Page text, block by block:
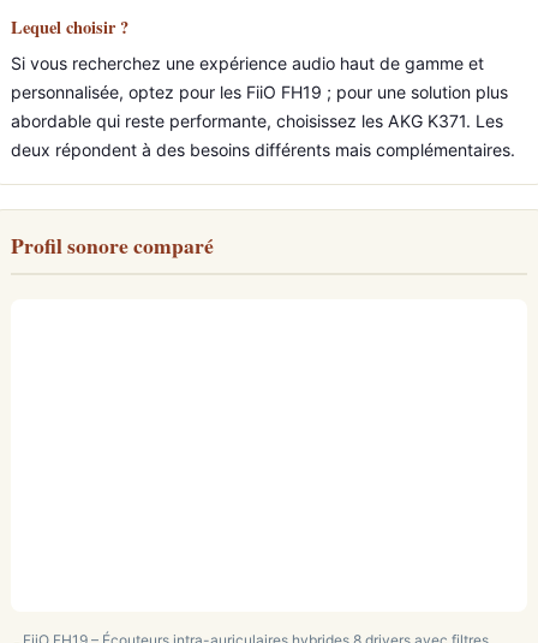
Lequel choisir ?
Si vous recherchez une expérience audio haut de gamme et
personnalisée, optez pour les FiiO FH19 ; pour une solution plus
abordable qui reste performante, choisissez les AKG K371. Les
deux répondent à des besoins différents mais complémentaires.
Profil sonore comparé